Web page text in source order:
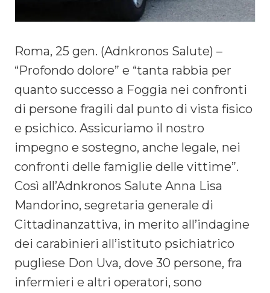
Roma, 25 gen. (Adnkronos Salute) –
“Profondo dolore” e “tanta rabbia per
quanto successo a Foggia nei confronti
di persone fragili dal punto di vista fisico
e psichico. Assicuriamo il nostro
impegno e sostegno, anche legale, nei
confronti delle famiglie delle vittime”.
Così all’Adnkronos Salute Anna Lisa
Mandorino, segretaria generale di
Cittadinanzattiva, in merito all’indagine
dei carabinieri all’istituto psichiatrico
pugliese Don Uva, dove 30 persone, fra
infermieri e altri operatori, sono